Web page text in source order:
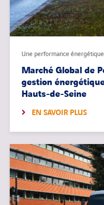
Une performance énergétique
Marché Global de
gestion
Hauts-de-Seine
EN SAVOIR PLUS